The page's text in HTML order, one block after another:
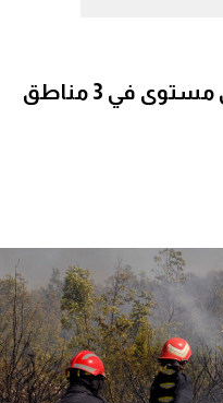
إسبانيا ترفع الإنذار إلى أعلى مستوى في 3 مناطق